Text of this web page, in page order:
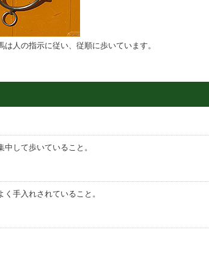
人の指示に従い、従順に歩いています。
して歩いていること。
手入れされていること。